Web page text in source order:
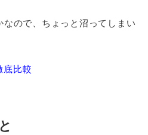
ので、ちょっと沼ってしまい
底比較